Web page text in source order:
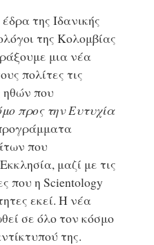
της Ιδανικής
της Κολομβίας
μια νέα
πολίτες τις
ηθών που
προς την Ευτυχία
που
μαζί με τις
που η Scientology
εκεί. Η νέα
σε όλο τον κόσμο
της.